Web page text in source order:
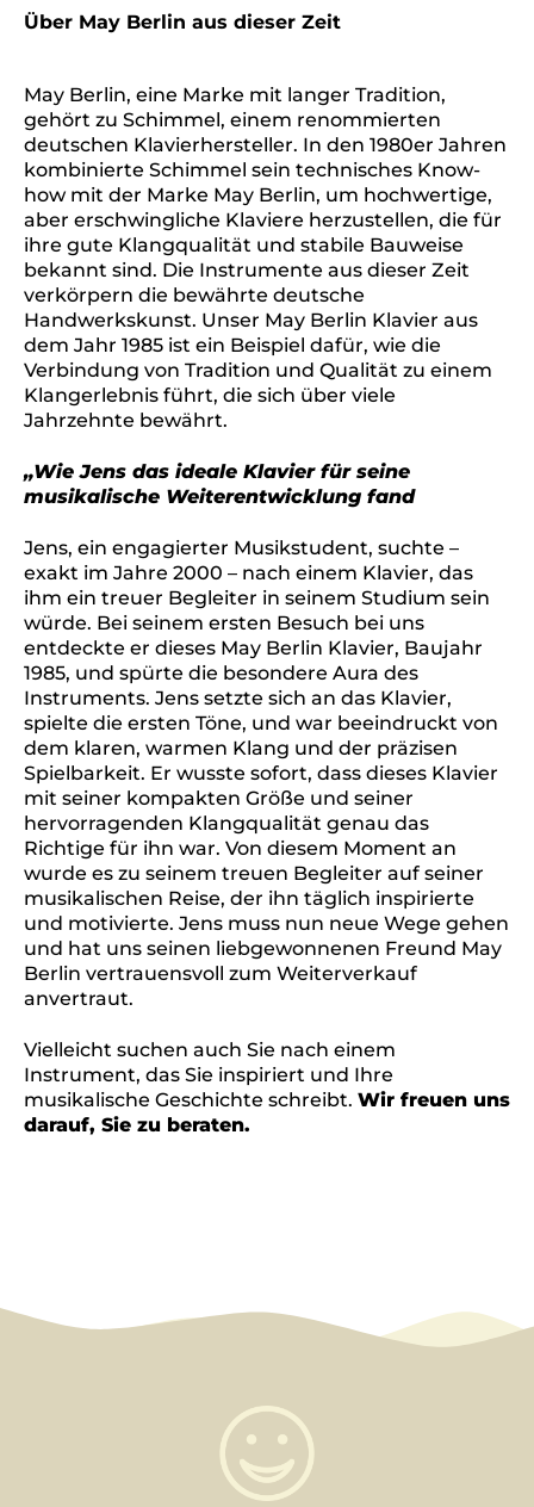
Über May Berlin aus dieser Zeit
May Berlin, eine Marke mit langer Tradition,
gehört zu Schimmel, einem renommierten
deutschen Klavierhersteller. In den 1980er Jahren
kombinierte Schimmel sein technisches Know-
how mit der Marke May Berlin, um hochwertige,
aber erschwingliche Klaviere herzustellen, die für
ihre gute Klangqualität und stabile Bauweise
bekannt sind. Die Instrumente aus dieser Zeit
verkörpern die bewährte deutsche
Handwerkskunst. Unser May Berlin Klavier aus
dem Jahr 1985 ist ein Beispiel dafür, wie die
Verbindung von Tradition und Qualität zu einem
Klangerlebnis führt, die sich über viele
Jahrzehnte bewährt.
„Wie Jens das ideale Klavier für seine
musikalische Weiterentwicklung fand
Jens, ein engagierter Musikstudent, suchte –
exakt im Jahre 2000 – nach einem Klavier, das
ihm ein treuer Begleiter in seinem Studium sein
würde. Bei seinem ersten Besuch bei uns
entdeckte er dieses May Berlin Klavier, Baujahr
1985, und spürte die besondere Aura des
Instruments. Jens setzte sich an das Klavier,
spielte die ersten Töne, und war beeindruckt von
dem klaren, warmen Klang und der präzisen
Spielbarkeit. Er wusste sofort, dass dieses Klavier
mit seiner kompakten Größe und seiner
hervorragenden Klangqualität genau das
Richtige für ihn war. Von diesem Moment an
wurde es zu seinem treuen Begleiter auf seiner
musikalischen Reise, der ihn täglich inspirierte
und motivierte. Jens muss nun neue Wege gehen
und hat uns seinen liebgewonnenen Freund May
Berlin vertrauensvoll zum Weiterverkauf
anvertraut.
Vielleicht suchen auch Sie nach einem
Instrument, das Sie inspiriert und Ihre
musikalische Geschichte schreibt. Wir freuen uns
darauf, Sie zu beraten.